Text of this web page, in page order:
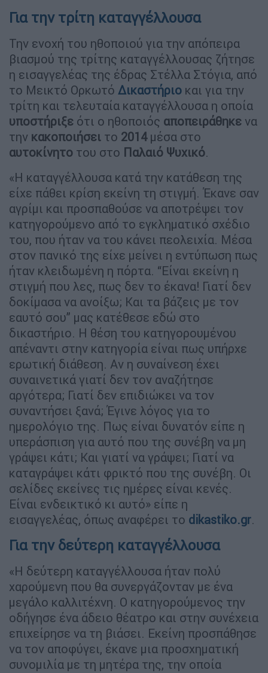
Για την τρίτη καταγγέλλουσα
Την ενοχή του ηθοποιού για την απόπειρα
βιασμού της τρίτης καταγγέλλουσας ζήτησε
η εισαγγελέας της έδρας Στέλλα Στόγια, από
το Μεικτό Ορκωτό Δικαστήριο και για την
τρίτη και τελευταία καταγγέλλουσα η οποία
υποστήριξε ότι ο ηθοποιός αποπειράθηκε να
την κακοποιήσει το 2014μέσα στο
αυτοκίνητο του στο Παλαιό Ψυχικό.
«Η καταγγέλλουσα κατά την κατάθεση της
είχε πάθει κρίση εκείνη τη στιγμή. Έκανε σαν
αγρίμι και προσπαθούσε να αποτρέψει τον
κατηγορούμενο από το εγκληματικό σχέδιο
του, που ήταν να του κάνει πεολειχία. Μέσα
στον πανικό της είχε μείνει η εντύπωση πως
ήταν κλειδωμένη η πόρτα. “Είναι εκείνη η
στιγμή που λες, πως δεν το έκανα! Γιατί δεν
δοκίμασα να ανοίξω; Και τα βάζεις με τον
εαυτό σου” μας κατέθεσε εδώ στο
δικαστήριο. Η θέση του κατηγορουμένου
απέναντι στην κατηγορία είναι πως υπήρχε
ερωτική διάθεση. Αν η συναίνεση έχει
συναινετικά γιατί δεν τον αναζήτησε
αργότερα; Γιατί δεν επιδιώκει να τον
συναντήσει ξανά; Έγινε λόγος για το
ημερολόγιο της. Πως είναι δυνατόν είπε η
υπεράσπιση για αυτό που της συνέβη να μη
γράψει κάτι; Και γιατί να γράψει; Γιατί να
καταγράψει κάτι φρικτό που της συνέβη. Οι
σελίδες εκείνες τις ημέρες είναι κενές.
Είναι ενδεικτικό κι αυτό» είπε η
εισαγγελέας, όπως αναφέρει το dikastiko.gr.
Για την δεύτερη καταγγέλλουσα
«Η δεύτερη καταγγέλλουσα ήταν πολύ
χαρούμενη που θα συνεργάζονταν με ένα
μεγάλο καλλιτέχνη. Ο κατηγορούμενος την
οδήγησε ένα άδειο θέατρο και στην συνέχεια
επιχείρησε να τη βιάσει. Εκείνη προσπάθησε
να τον αποφύγει, έκανε μια προσχηματική
συνομιλία με τη μητέρα της, την οποία